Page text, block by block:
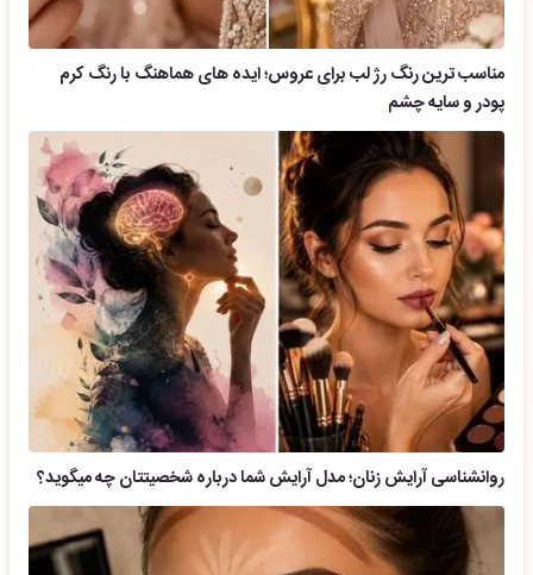
مناسب ترین رنگ رژ لب برای عروس؛ ایده های هماهنگ با رنگ کرم
پودر و سایه چشم
روانشناسی آرایش زنان؛ مدل آرایش شما درباره شخصیتتان چه میگوید؟